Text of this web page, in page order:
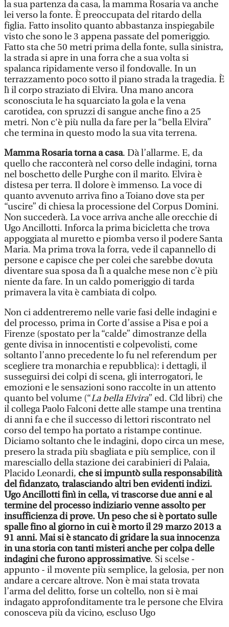
la sua partenza da casa, la mamma Rosaria va anche
lei verso la fonte. È preoccupata del ritardo della
figlia. Fatto insolito quanto abbastanza inspiegabile
visto che sono le 3 appena passate del pomeriggio.
Fatto sta che 50 metri prima della fonte, sulla sinistra,
la strada si apre in una forra che a sua volta si
spalanca ripidamente verso il fondovalle. In un
terrazzamento poco sotto il piano strada la tragedia. È
lì il corpo straziato di Elvira. Una mano ancora
sconosciuta le ha squarciato la gola e la vena
carotidea, con spruzzi di sangue anche fino a 25
metri. Non c‘è più nulla da fare per la “bella Elvira”
che termina in questo modo la sua vita terrena.
Mamma Rosaria torna a casa. Dà l’allarme. E, da
quello che racconterà nel corso delle indagini, torna
nel boschetto delle Purghe con il marito. Elvira è
distesa per terra. Il dolore è immenso. La voce di
quanto avvenuto arriva fino a Toiano dove sta per
“uscire” di chiesa la processione del Corpus Domini.
Non succederà. La voce arriva anche alle orecchie di
Ugo Ancillotti. Inforca la prima bicicletta che trova
appoggiata al muretto e piomba verso il podere Santa
Maria. Ma prima trova la forra, vede il capannello di
persone e capisce che per colei che sarebbe dovuta
diventare sua sposa da lì a qualche mese non c’è più
niente da fare. In un caldo pomeriggio di tarda
primavera la vita è cambiata di colpo.
Non ci addentreremo nelle varie fasi delle indagini e
del processo, prima in Corte d’assise a Pisa e poi a
Firenze (spostato per la “calde” dimostranze della
gente divisa in innocentisti e colpevolisti, come
soltanto l’anno precedente lo fu nel referendum per
scegliere tra monarchia e repubblica): i dettagli, il
susseguirsi dei colpi di scena, gli interrogatori, le
emozioni e le sensazioni sono raccolte in un attento
quanto bel volume (“La bella Elvira” ed. Cld libri) che
il collega Paolo Falconi dette alle stampe una trentina
di anni fa e che il successo di lettori riscontrato nel
corso del tempo ha portato a ristampe continue.
Diciamo soltanto che le indagini, dopo circa un mese,
presero la strada più sbagliata e più semplice, con il
maresciallo della stazione dei carabinieri di Palaia,
Placido Leonardi, che si impuntò sulla responsabilità
del fidanzato, tralasciando altri ben evidenti indizi.
Ugo Ancillotti finì in cella, vi trascorse due anni e al
termine del processo indiziario venne assolto per
insufficienza di prove.Un peso che si è portato sulle
spalle fino al giorno in cui è morto il 29 marzo 2013 a
91 anni. Mai si è stancato di gridare la sua innocenza
in una storia con tanti misteri anche per colpa delle
indagini che furono approssimative. Si scelse -
appunto - il movente più semplice, la gelosia, per non
andare a cercare altrove. Non è mai stata trovata
l’arma del delitto, forse un coltello, non si è mai
indagato approfonditamente tra le persone che Elvira
conosceva più da vicino, escluso Ugo